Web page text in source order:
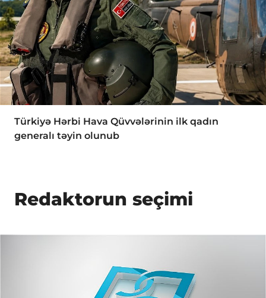
Türkiyə Hərbi Hava Qüvvələrinin ilk qadın
generalı təyin olunub
Redaktorun seçimi